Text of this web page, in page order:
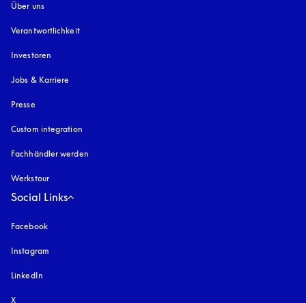
Über uns
Verantwortlichkeit
Investoren
Jobs & Karriere
Presse
Custom integration
Fachhändler werden
Werkstour
Social Links
Facebook
Instagram
LinkedIn
X